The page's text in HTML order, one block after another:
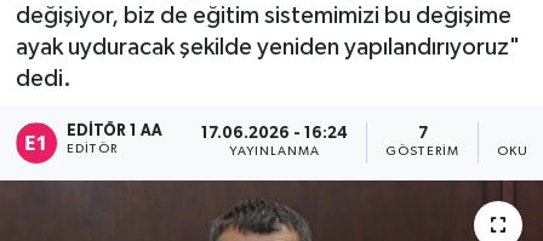
değişiyor, biz de eğitim sistemimizi bu değişime
ayak uyduracak şekilde yeniden yapılandırıyoruz"
dedi.
EDITÖR 1 AA
EDITÖR
17.06.2026 - 16:24
YAYINLANMA
7
GÖSTERIM
Sağlık
Spor